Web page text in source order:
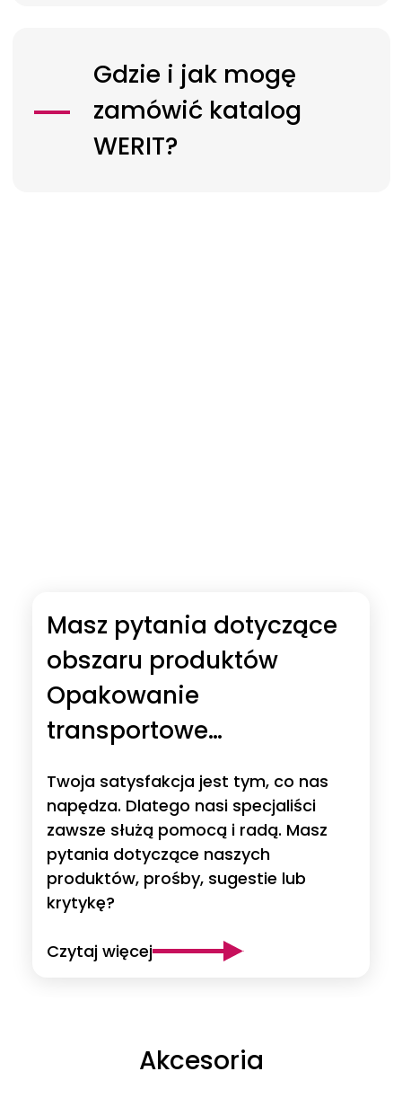
Gdzie i jak mogę
zamówić katalog
WERIT?
Masz pytania dotyczące
obszaru produktów
Opakowanie
transportowe
Twoja satysfakcja jest tym, co nas
napędza. Dlatego nasi specjaliści
zawsze służą pomocą i radą. Masz
pytania dotyczące naszych
produktów, prośby, sugestie lub
krytykę?
Czytaj więcej
Akcesoria